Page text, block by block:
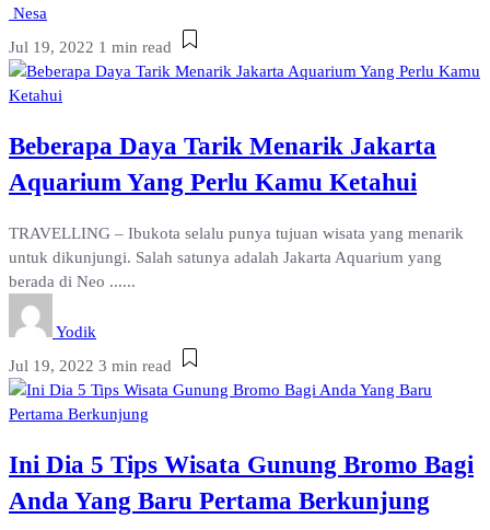
Nesa
Jul 19, 2022 1 min read
Beberapa Daya Tarik Menarik Jakarta
Aquarium Yang Perlu Kamu Ketahui
TRAVELLING – Ibukota selalu punya tujuan wisata yang menarik
untuk dikunjungi. Salah satunya adalah Jakarta Aquarium yang
berada di Neo ......
Yodik
Jul 19, 2022 3 min read
Ini Dia 5 Tips Wisata Gunung Bromo Bagi
Anda Yang Baru Pertama Berkunjung